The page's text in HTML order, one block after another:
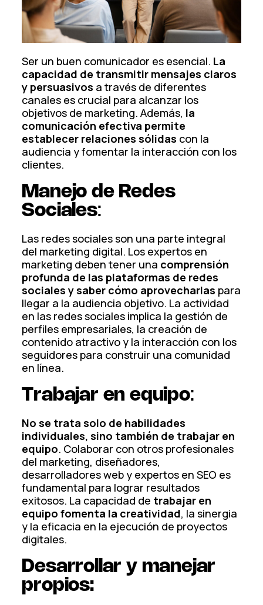
Ser un buen comunicador es esencial. La
capacidad de transmitir mensajes claros
y persuasivos a través de diferentes
canales es crucial para alcanzar los
objetivos de marketing. Además, la
comunicación efectiva permite
establecer relaciones sólidas con la
audiencia y fomentar la interacción con los
clientes.
Manejo de Redes
Sociales:
Las redes sociales son una parte integral
del marketing digital. Los expertos en
marketing deben tener una comprensión
profunda de las plataformas de redes
sociales y saber cómo aprovecharlas para
llegar a la audiencia objetivo. La actividad
en las redes sociales implica la gestión de
perfiles empresariales, la creación de
contenido atractivo y la interacción con los
seguidores para construir una comunidad
en línea.
Trabajar en equipo:
No se trata solo de habilidades
individuales, sino también de trabajar en
equipo. Colaborar con otros profesionales
del marketing, diseñadores,
desarrolladores web y expertos en SEO es
fundamental para lograr resultados
exitosos. La capacidad de trabajar en
equipo fomenta la creatividad, la sinergia
y la eficacia en la ejecución de proyectos
digitales.
Desarrollar y manejar
propios: